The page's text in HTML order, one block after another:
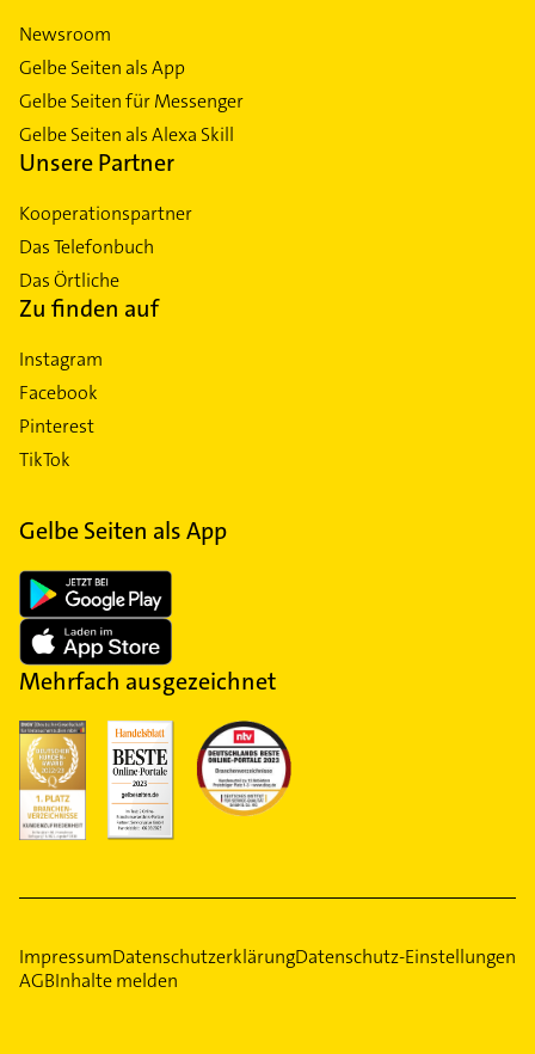
Newsroom
Gelbe Seiten als App
Gelbe Seiten für Messenger
Gelbe Seiten als Alexa Skill
Unsere Partner
Kooperationspartner
Das Telefonbuch
Das Örtliche
Zu finden auf
Instagram
Facebook
Pinterest
TikTok
Gelbe Seiten als App
Mehrfach ausgezeichnet
ImpressumDatenschutzerklärungDatenschutz-Einstellungen
AGBInhalte melden